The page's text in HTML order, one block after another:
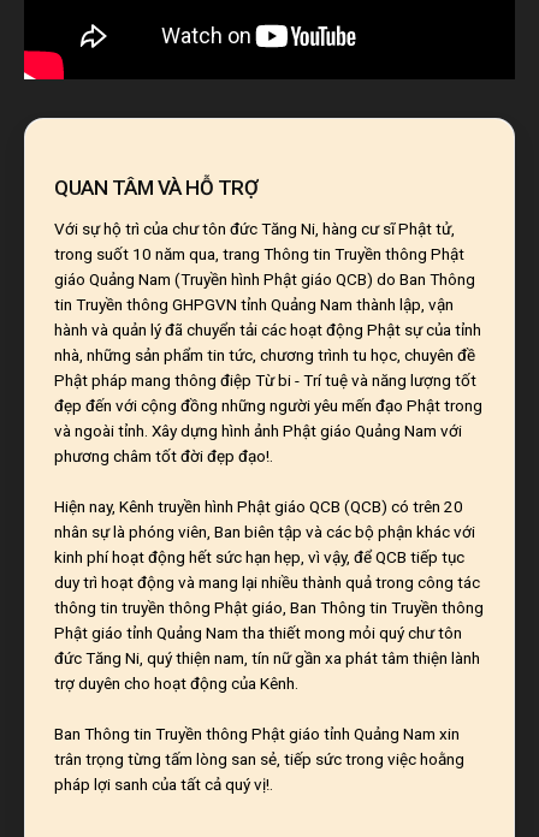
QUAN TÂM VÀ HỖ TRỢ
Với sự hộ trì của chư tôn đức Tăng Ni, hàng cư sĩ Phật tử,
trong suốt 10 năm qua, trang Thông tin Truyền thông Phật
giáo Quảng Nam (Truyền hình Phật giáo QCB) do Ban Thông
tin Truyền thông GHPGVN tỉnh Quảng Nam thành lập, vận
hành và quản lý đã chuyển tải các hoạt động Phật sự của tỉnh
nhà, những sản phẩm tin tức, chương trình tu học, chuyên đề
Phật pháp mang thông điệp Từ bi - Trí tuệ và năng lượng tốt
đẹp đến với cộng đồng những người yêu mến đạo Phật trong
và ngoài tỉnh. Xây dựng hình ảnh Phật giáo Quảng Nam với
phương châm tốt đời đẹp đạo!.
Hiện nay, Kênh truyền hình Phật giáo QCB (QCB) có trên 20
nhân sự là phóng viên, Ban biên tập và các bộ phận khác với
kinh phí hoạt động hết sức hạn hẹp, vì vậy, để QCB tiếp tục
duy trì hoạt động và mang lại nhiều thành quả trong công tác
thông tin truyền thông Phật giáo, Ban Thông tin Truyền thông
Phật giáo tỉnh Quảng Nam tha thiết mong mỏi quý chư tôn
đức Tăng Ni, quý thiện nam, tín nữ gần xa phát tâm thiện lành
trợ duyên cho hoạt động của Kênh.
Ban Thông tin Truyền thông Phật giáo tỉnh Quảng Nam xin
trân trọng từng tấm lòng san sẻ, tiếp sức trong việc hoằng
pháp lợi sanh của tất cả quý vị!.